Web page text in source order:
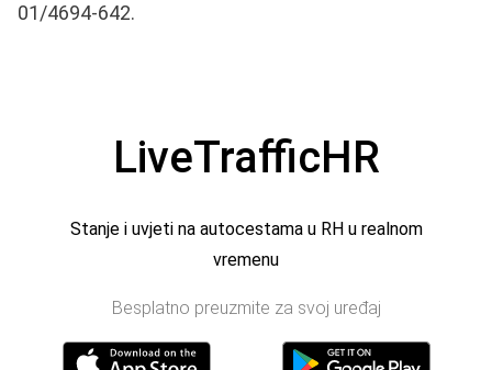
01/4694-642.
LiveTrafficHR
Stanje i uvjeti na autocestama u RH u realnom
vremenu
Besplatno preuzmite za svoj uređaj